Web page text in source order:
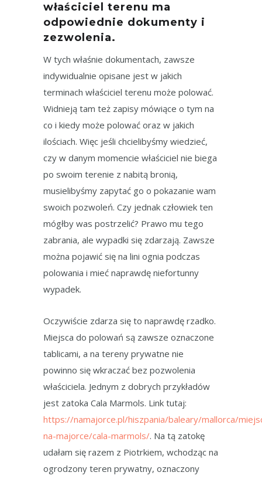
właściciel terenu ma
odpowiednie dokumenty i
zezwolenia.
W tych właśnie dokumentach, zawsze
indywidualnie opisane jest w jakich
terminach właściciel terenu może polować.
Widnieją tam też zapisy mówiące o tym na
co i kiedy może polować oraz w jakich
ilościach. Więc jeśli chcielibyśmy wiedzieć,
czy w danym momencie właściciel nie biega
po swoim terenie z nabitą bronią,
musielibyśmy zapytać go o pokazanie wam
swoich pozwoleń. Czy jednak człowiek ten
mógłby was postrzelić? Prawo mu tego
zabrania, ale wypadki się zdarzają. Zawsze
można pojawić się na lini ognia podczas
polowania i mieć naprawdę niefortunny
wypadek.
Oczywiście zdarza się to naprawdę rzadko.
Miejsca do polowań są zawsze oznaczone
tablicami, a na tereny prywatne nie
powinno się wkraczać bez pozwolenia
właściciela. Jednym z dobrych przykładów
jest zatoka Cala Marmols. Link tutaj:
https://namajorce.pl/hiszpania/baleary/mallorca/
na-majorce/cala-marmols/. Na tą zatokę
udałam się razem z Piotrkiem, wchodząc na
ogrodzony teren prywatny, oznaczony